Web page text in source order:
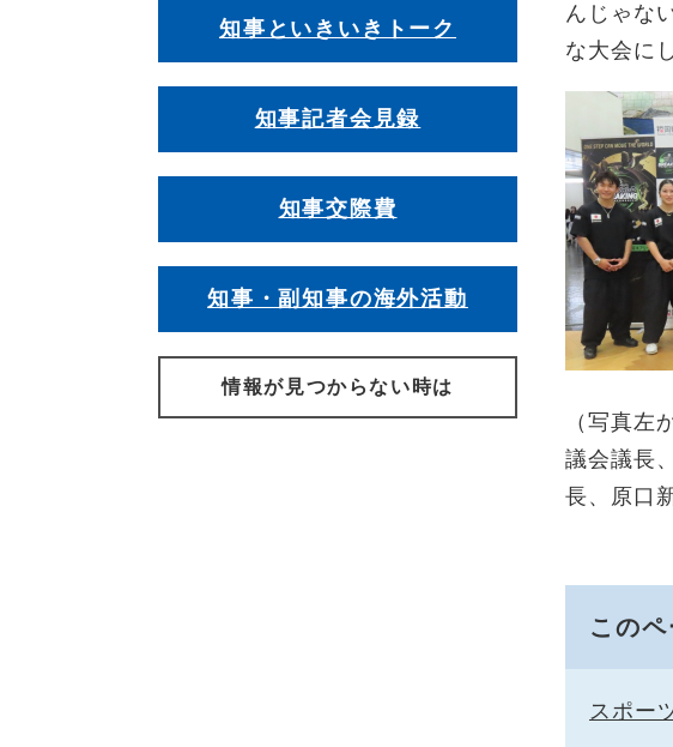
んじゃな
な大会に
（写真左
議会議長
長、原口
この
スポー
知事といきいきトーク
知事記者会見録
知事交際費
知事・副知事の海外活動
情報が見つからない時は